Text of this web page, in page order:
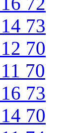
73
70
70
73
70